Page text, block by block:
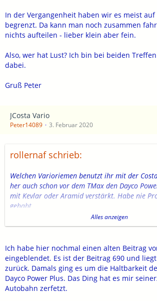
In der Vergangenheit haben wir es meist
begrenzt. Da kann man noch zusammen
nichts aufteilen - lieber klein aber fein.
Also, wer hat Lust? Ich bin bei beiden
dabei.
Gruß Peter
JCosta Vario
Peter14089 3. Februar 2020
rollernaf schrieb:
Welchen Varioriemen benutzt ihr mit der
her auch schon vor dem TMax den Dayco
mit Kevlar oder Aramid verstärkt. Habe nie
gehabt.
Jetzt ist mir folgendes passiert. Auf der
Riemen gerissen. Da passiert erst mal nichts.
ADAC-Plus angerufen und die restliche 200
nach Hause. Alles gut soweit.
Der Riemen hatte gerade knapp 6000
Alles anzeigen
Ich habe hier nochmal einen alten Beitrag
eingeblendet. Es ist der Beitrag 690 und
zurück. Damals ging es um die Haltbarkeit
Dayco Power Plus. Das Ding hat es mir
Autobahn zerfetzt.